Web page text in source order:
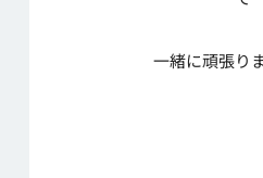
一緒に頑張り